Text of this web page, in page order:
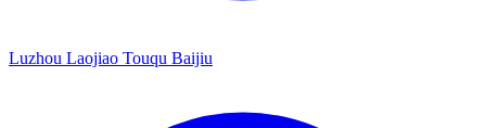
Luzhou Laojiao Touqu Baijiu